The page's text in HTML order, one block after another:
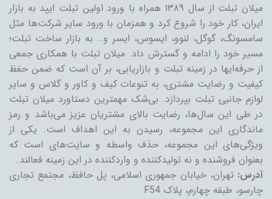
میلان تبلت از سال ۱۳۸۹ همراه با ورود اولین تبلت ایپد به بازار
ایران، کار خود را شروع کرد و همزمان با ورود سایر شرکت‌ها مثل
سامسونگ، گوگل، لنوو، ایسوس، ایسر و… به بازار ساخت تبلت؛
مسیر خود را ادامه و گسترش داد. میلان تبلت با همکاری جمعی
از حرفه‌ایها در زمینه تبلت و بازاریابی، بر آن است که ضمن حفظ
کیفیت و رضایت مشتری، به تنوعات کیف و کاور و گلاس و سایر
لوازم جانبی تبلت بپردازد. بی‌شک مهمترین دستاورد میلان تبلت
در طی این سال‌ها، رضایت بالای مشتریان عزیز می‌باشد و رمز
ماندگاری این مجموعه، رسیدن به این اهداف است. یکی از
ویژگی‌های این مجموعه، حذف واسطه و سایت‌های است که
بعنوان فروشنده و نه تولیدکننده و واردکننده در این زمینه فعالند.
آدرس: تهران، خیابان جمهوری اسلامی، پل حافظ، مجتمع تجاری
چارسو، طبقه چهارم، پلاک F54